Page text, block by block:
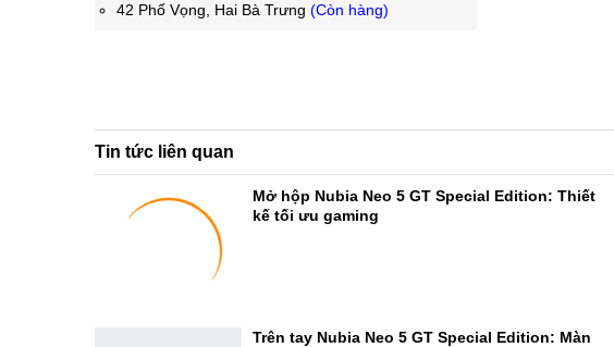
42 Phố Vọng, Hai Bà Trưng (Còn hàng)
Tin tức liên quan
Mở hộp Nubia Neo 5 GT Special Edition: Thiết
kế tối ưu gaming
Trên tay Nubia Neo 5 GT Special Edition: Màn